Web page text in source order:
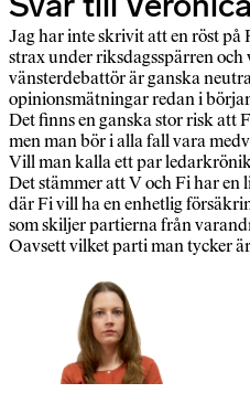
Jag har inte skrivit att en röst på
strax under riksdagsspärren
vänsterdebattör är ganska
opinionsmätningar redan i
Det finns en ganska stor risk att
men man bör i alla fall vara
Vill man kalla ett par
Det stämmer att V och Fi har
där Fi vill ha en enhetlig
som skiljer partierna från
Oavsett vilket parti man tycker